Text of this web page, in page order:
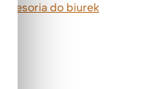
akcesoria do biurek